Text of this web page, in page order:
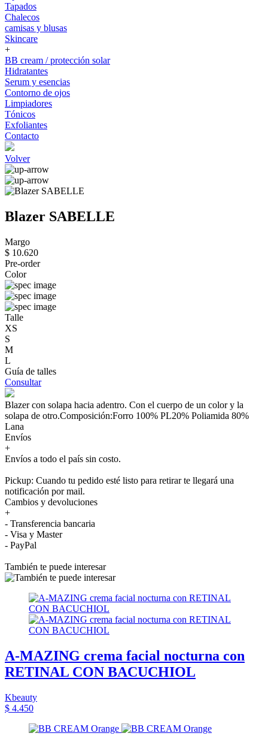
Tapados
Chalecos
camisas y blusas
Skincare
+
BB cream / protección solar
Hidratantes
Serum y esencias
Contorno de ojos
Limpiadores
Tónicos
Exfoliantes
Contacto
Volver
Blazer SABELLE
Margo
$ 10.620
Pre-order
Color
Talle
XS
S
M
L
Guía de talles
Consultar
Blazer con solapa hacia adentro. Con el cuerpo de un color y la
solapa de otro.Composición:Forro 100% PL20% Poliamida 80%
Lana
Envíos
+
Envíos a todo el país sin costo.
Pickup: Cuando tu pedido esté listo para retirar te llegará una
notificación por mail.
Cambios y devoluciones
+
- Transferencia bancaria
- Visa y Master
- PayPal
También te puede interesar
A-MAZING crema facial nocturna con
RETINAL CON BACUCHIOL
Kbeauty
$ 4.450